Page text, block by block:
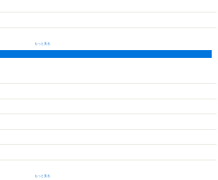
もっと見る
もっと見る